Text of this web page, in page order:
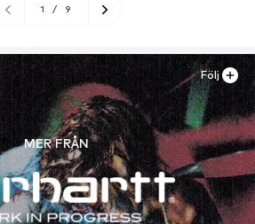
1 / 9
MER FRÅN
Följ